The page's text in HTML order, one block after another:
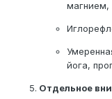
магнием,
йога,
Отдельное